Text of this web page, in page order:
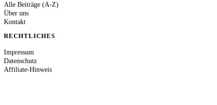
Alle Beiträge (A-Z)
Über uns
Kontakt
RECHTLICHES
Impressum
Datenschutz
Affiliate-Hinweis